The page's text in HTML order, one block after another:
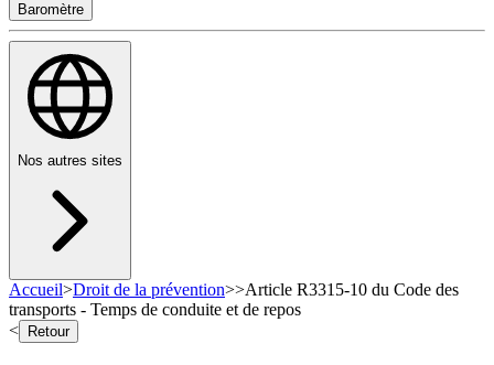
Baromètre
Nos autres sites
Accueil>Droit de la prévention>>Article R3315-10 du Code des
transports - Temps de conduite et de repos
<
Retour